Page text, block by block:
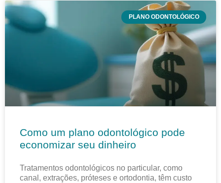
PLANO ODONTOLÓGICO
Como um plano odontológico pode
economizar seu dinheiro
Tratamentos odontológicos no particular, como
canal, extrações, próteses e ortodontia, têm custo